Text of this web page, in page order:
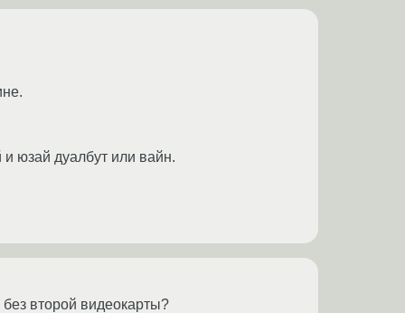
юзай дуалбут или вайн.
второй видеокарты?